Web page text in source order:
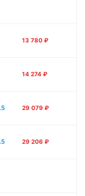
13 780 ₽
14 274 ₽
29 079 ₽
29 206 ₽